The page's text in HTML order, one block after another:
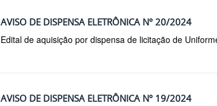
AVISO DE DISPENSA ELETRÔNICA Nº 20/2024
Edital de aquisição por dispensa de licitação de
AVISO DE DISPENSA ELETRÔNICA Nº 19/2024